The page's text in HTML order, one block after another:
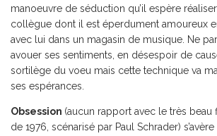
manoeuvre de séduction qu’il espère
collègue dont il est éperdument amoureux
avec lui dans un magasin de musique. Ne
avouer ses sentiments, en désespoir de
sortilège du voeu mais cette technique va
ses espérances.
Obsession (aucun rapport avec le très beau
de 1976, scénarisé par Paul Schrader)